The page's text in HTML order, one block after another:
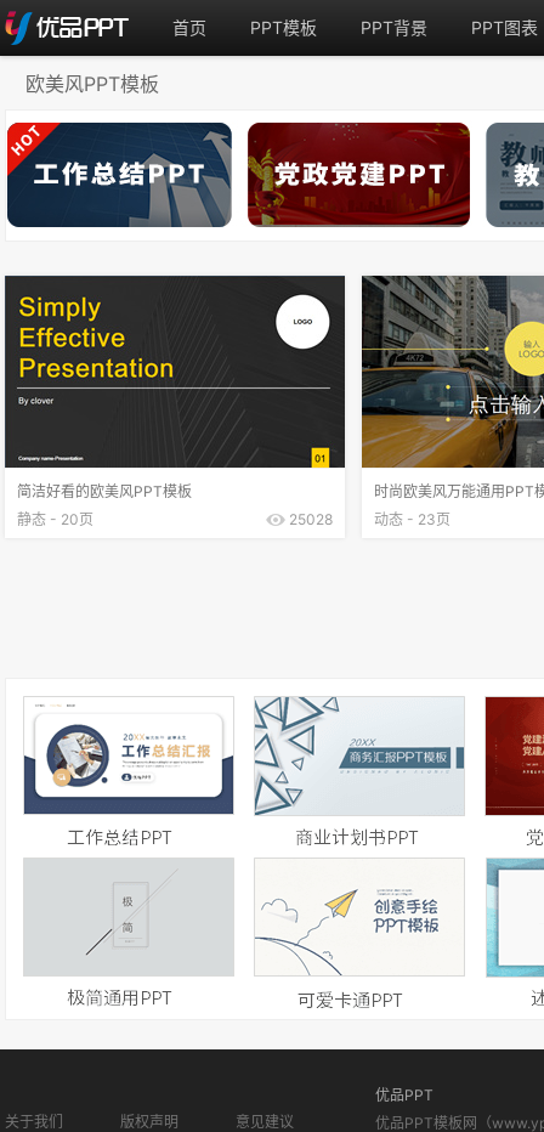
首页 PPT模板 PPT背景 PPT图表
欧美风PPT模板
简洁好看的欧美风PPT模板
静态 - 20页
25028
时尚欧美风万能通用PPT
动态 - 23页
关于我们 版权声明 意见建议
优品PPT
优品PPT模板网（